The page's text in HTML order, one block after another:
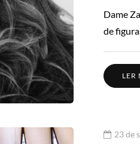
Dame
de
LER
23 de